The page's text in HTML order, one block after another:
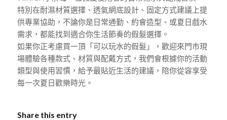
特別在耐濕材質選擇、透氣網底設計、固定方式建議上提
供專業協助，不論你是日常通勤、約會造型、或夏日戲水
需求，都能找到適合你生活節奏的假髮選擇。
如果你正考慮買一頂「可以玩水的假髮」，歡迎來門市現
場體驗各種款式、材質與配戴方式，我們會根據你的活動
類型與使用習慣，給予最貼近生活的建議，陪你從容享受
每一次夏日歡樂時光。
Share this entry